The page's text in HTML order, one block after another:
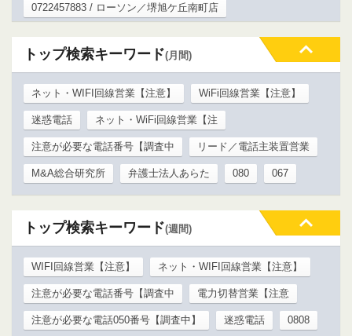
0722457883 / ローソン／堺旭ケ丘南町店
トップ検索キーワード(月間)
ネット・WIFI回線営業【注意】 WiFi回線営業【注意】
迷惑電話 ネット・WiFi回線営業【注
注意が必要な電話番号【調査中 リード／電話主装置営業
M&A総合研究所 弁護士法人あらた 080 067
トップ検索キーワード(週間)
WIFI回線営業【注意】 ネット・WIFI回線営業【注意】
注意が必要な電話番号【調査中 電力切替営業【注意
注意が必要な電話050番号【調査中】 迷惑電話 0808